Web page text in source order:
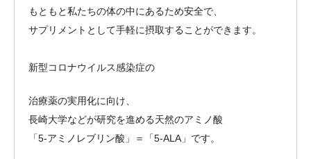
もともと私たちの体の中にあるため安全で、
サプリメントとして手軽に摂取することができます。
新型コロナウイルス感染症の
治療薬の実用化に向け、
長崎大学などが研究を進める天然のアミノ酸
「5-アミノレブリン酸」＝「5-ALA」です。